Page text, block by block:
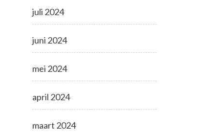
juli 2024
juni 2024
mei 2024
april 2024
maart 2024